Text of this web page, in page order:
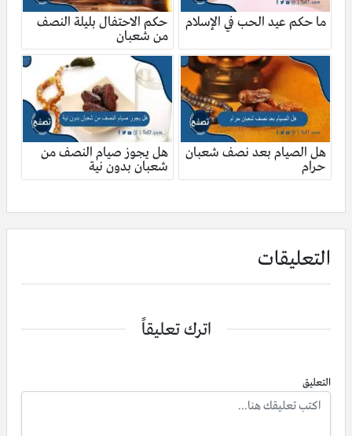
ما حكم عيد الحب في الإسلام
حكم الاحتفال بليلة النصف
من شعبان
هل الصيام بعد نصف شعبان
حرام
هل يجوز صيام النصف من
شعبان بدون نية
التعليقات
اترك تعليقاً
التعليق